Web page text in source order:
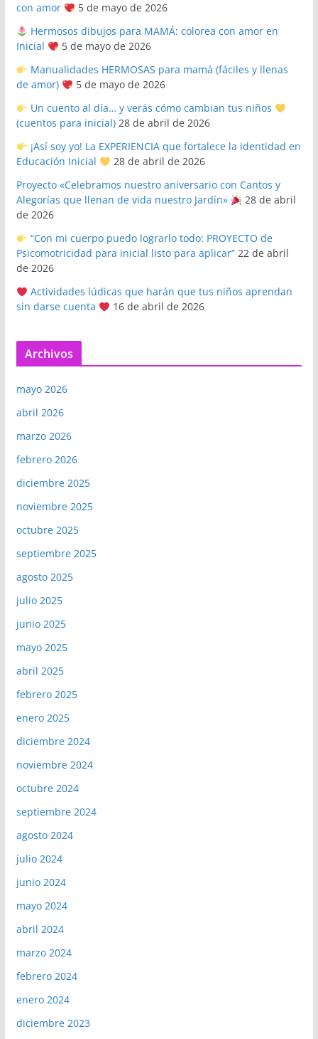
con amor
5 de mayo de 2026
Hermosos dibujos para MAMÁ: colorea con amor en
Inicial
5 de mayo de 2026
Manualidades HERMOSAS para mamá (fáciles y llenas
de amor)
5 de mayo de 2026
Un cuento al día… y verás cómo cambian tus niños
(cuentos para inicial) 28 de abril de 2026
¡Así soy yo! La EXPERIENCIA que fortalece la identidad en
Educación Inicial
28 de abril de 2026
Proyecto «Celebramos nuestro aniversario con Cantos y
Alegorías que llenan de vida nuestro Jardín»
28 de abril
de 2026
“Con mi cuerpo puedo lograrlo todo: PROYECTO de
Psicomotricidad para inicial listo para aplicar” 22 de abril
de 2026
Actividades lúdicas que harán que tus niños aprendan
sin darse cuenta
16 de abril de 2026
Archivos
mayo 2026
abril 2026
marzo 2026
febrero 2026
diciembre 2025
noviembre 2025
octubre 2025
septiembre 2025
agosto 2025
julio 2025
junio 2025
mayo 2025
abril 2025
febrero 2025
enero 2025
diciembre 2024
noviembre 2024
octubre 2024
septiembre 2024
agosto 2024
julio 2024
junio 2024
mayo 2024
abril 2024
marzo 2024
febrero 2024
enero 2024
diciembre 2023